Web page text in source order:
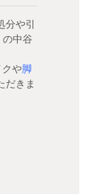
や引
中谷
クや脚
だきま